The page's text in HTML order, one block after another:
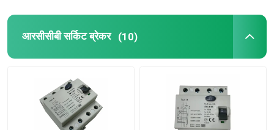
आरसीसीबी सर्किट ब्रेकर (10)